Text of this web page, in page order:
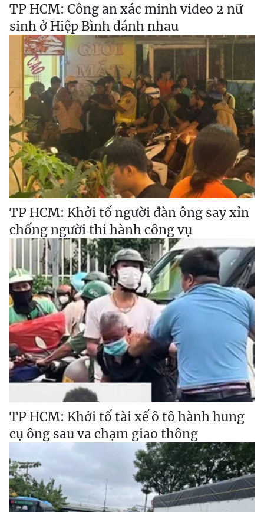
TP HCM: Công an xác minh video 2 nữ
sinh ở Hiệp Bình đánh nhau
TP HCM: Khởi tố người đàn ông say xỉn
chống người thi hành công vụ
TP HCM: Khởi tố tài xế ô tô hành hung
cụ ông sau va chạm giao thông